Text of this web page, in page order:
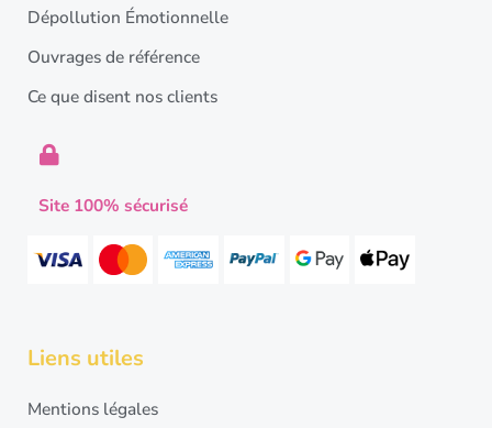
Dépollution Émotionnelle
Ouvrages de référence
Ce que disent nos clients
Site 100% sécurisé
Liens utiles
Mentions légales